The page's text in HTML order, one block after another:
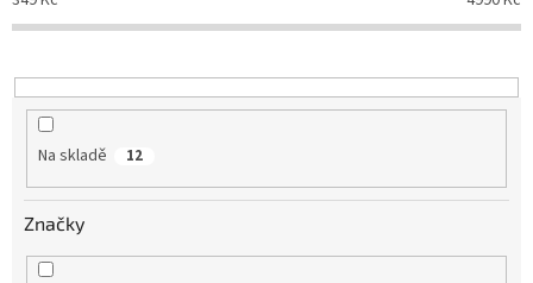
r
o
u
Na skladě 12
Značky